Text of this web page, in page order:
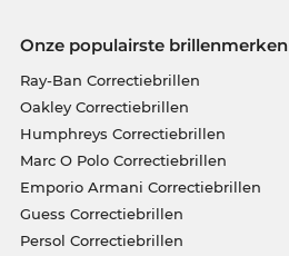
Onze populairste brillenmerken
Ray-Ban Correctiebrillen
Oakley Correctiebrillen
Humphreys Correctiebrillen
Marc O Polo Correctiebrillen
Emporio Armani Correctiebrillen
Guess Correctiebrillen
Persol Correctiebrillen